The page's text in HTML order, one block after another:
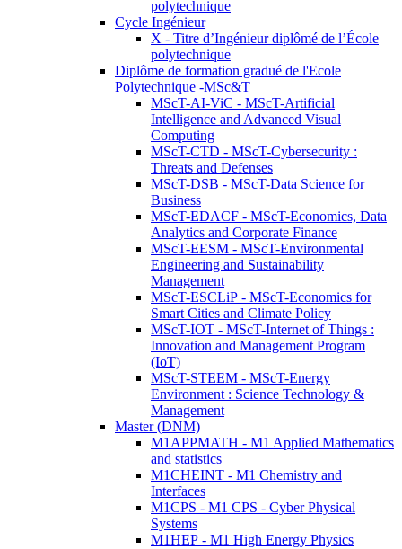
polytechnique
Cycle Ingénieur
X - Titre d’Ingénieur diplômé de l’École
polytechnique
Diplôme de formation gradué de l'Ecole
Polytechnique -MSc&T
MScT-AI-ViC - MScT-Artificial
Intelligence and Advanced Visual
Computing
MScT-CTD - MScT-Cybersecurity :
Threats and Defenses
MScT-DSB - MScT-Data Science for
Business
MScT-EDACF - MScT-Economics, Data
Analytics and Corporate Finance
MScT-EESM - MScT-Environmental
Engineering and Sustainability
Management
MScT-ESCLiP - MScT-Economics for
Smart Cities and Climate Policy
MScT-IOT - MScT-Internet of Things :
Innovation and Management Program
(IoT)
MScT-STEEM - MScT-Energy
Environment : Science Technology &
Management
Master (DNM)
M1APPMATH - M1 Applied Mathematics
and statistics
M1CHEINT - M1 Chemistry and
Interfaces
M1CPS - M1 CPS - Cyber Physical
Systems
M1HEP - M1 High Energy Physics